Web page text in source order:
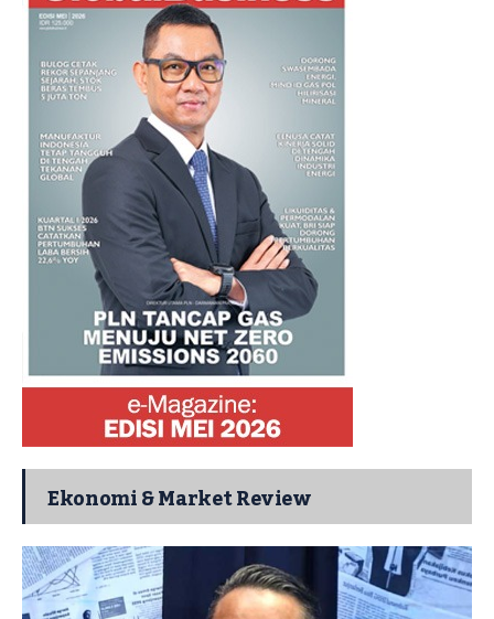
Ekonomi & Market Review